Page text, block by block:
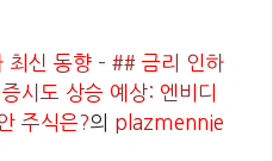
신 동향 – ## 금리 인하
시도 상승 예상: 엔비디
주식은?의 plazmennie